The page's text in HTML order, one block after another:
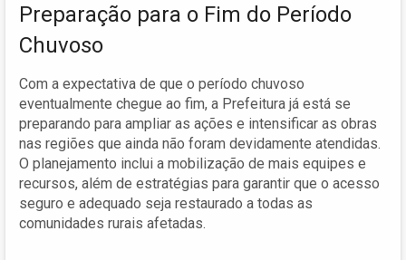
Preparação para o Fim do Período
Chuvoso
Com a expectativa de que o período chuvoso
eventualmente chegue ao fim, a Prefeitura já está se
preparando para ampliar as ações e intensificar as obras
nas regiões que ainda não foram devidamente atendidas.
O planejamento inclui a mobilização de mais equipes e
recursos, além de estratégias para garantir que o acesso
seguro e adequado seja restaurado a todas as
comunidades rurais afetadas.